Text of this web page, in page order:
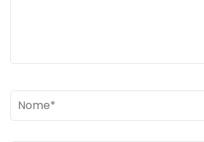
Name*